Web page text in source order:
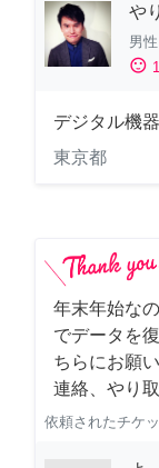
や
男性
sentiment_satisfied
デジタル機
東京都
年末年始な
でデータを
ちらにお願
連絡、やり
依頼されたチケ